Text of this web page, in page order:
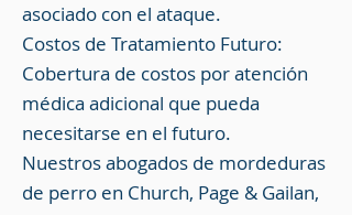
asociado con el ataque.
Costos de Tratamiento Futuro:
Cobertura de costos por atención
médica adicional que pueda
necesitarse en el futuro.
Nuestros abogados de mordeduras
de perro en Church, Page & Gailan,